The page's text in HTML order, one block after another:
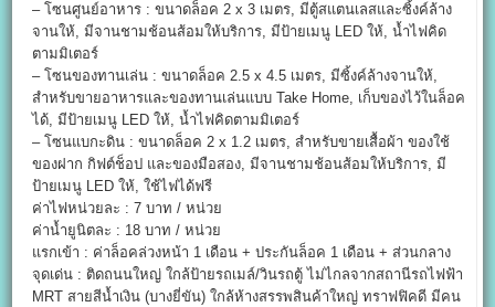
– โซนศูนย์อาหาร : ขนาดล็อค 2 x 3 เมตร, มีตู้สแตนเลสและซิ้งค์ล้าง
จานให้, มีจานชามช้อนส้อมให้บริการ, มีป้ายเมนู LED ให้, น้ำไฟคิด
ตามมิเตอร์
– โซนของทานเล่น : ขนาดล็อค 2.5 x 4.5 เมตร, มีซิ้งค์ล้างจานให้,
สำหรับขายอาหารและของทานเล่นแบบ Take Home, เก็บของไว้ในล็อค
ได้, มีป้ายเมนู LED ให้, น้ำไฟคิดตามมิเตอร์
– โซนแบกะดิน : ขนาดล็อค 2 x 1.2 เมตร, สำหรับขายเสื้อผ้า ของใช้
ของฝาก กิฟต์ช็อป และของมือสอง, มีจานชามช้อนส้อมให้บริการ, มี
ป้ายเมนู LED ให้, ใช้ไฟได้ฟรี
ค่าไฟหน่วยละ : 7 บาท / หน่วย
ค่าน้ำยูนิตละ : 18 บาท / หน่วย
แรกเข้า : ค่าล็อคล่วงหน้า 1 เดือน + ประกันล็อค 1 เดือน + ส่วนกลาง
จุดเด่น : ติดถนนใหญ่ ใกล้ป้ายรถเมล์/วินรถตู้ ไม่ไกลจากสถานีรถไฟฟ้า
MRT สายสีน้ำเงิน (บางยี่ขัน) ใกล้ห้างสรรพสินค้าใหญ่ ทราฟฟิคดี มีคน